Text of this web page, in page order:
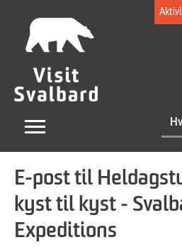
E-post til
kyst til kyst -
Expeditions